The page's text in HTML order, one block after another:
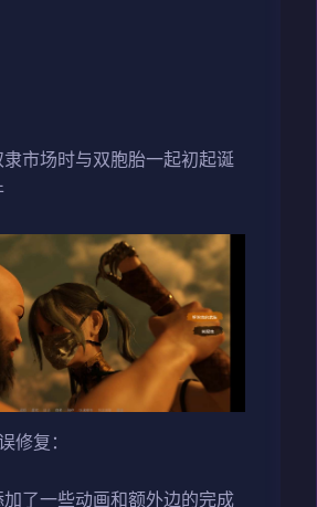
市场时与双胞胎一起初起诞
修复：
了一些动画和额外边的完成